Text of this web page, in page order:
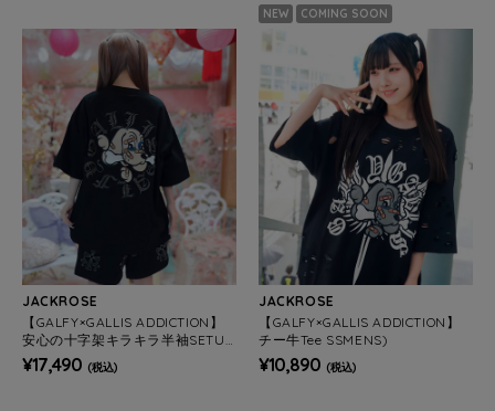
JACKROSE
【GALFY×GALLIS ADDICTION】
安心の十字架キラキラ半袖SETUP
(MENS)
¥17,490 (税込)
NEW COMING SOON
JACKROSE
【GALFY×GALLIS ADDICTION】
チー牛Tee SSMENS)
¥10,890 (税込)